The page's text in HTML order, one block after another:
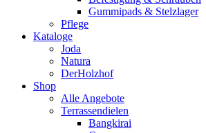
Gummipads & Stelzlager
Pflege
Kataloge
Joda
Natura
DerHolzhof
Shop
Alle Angebote
Terrassendielen
Bangkirai